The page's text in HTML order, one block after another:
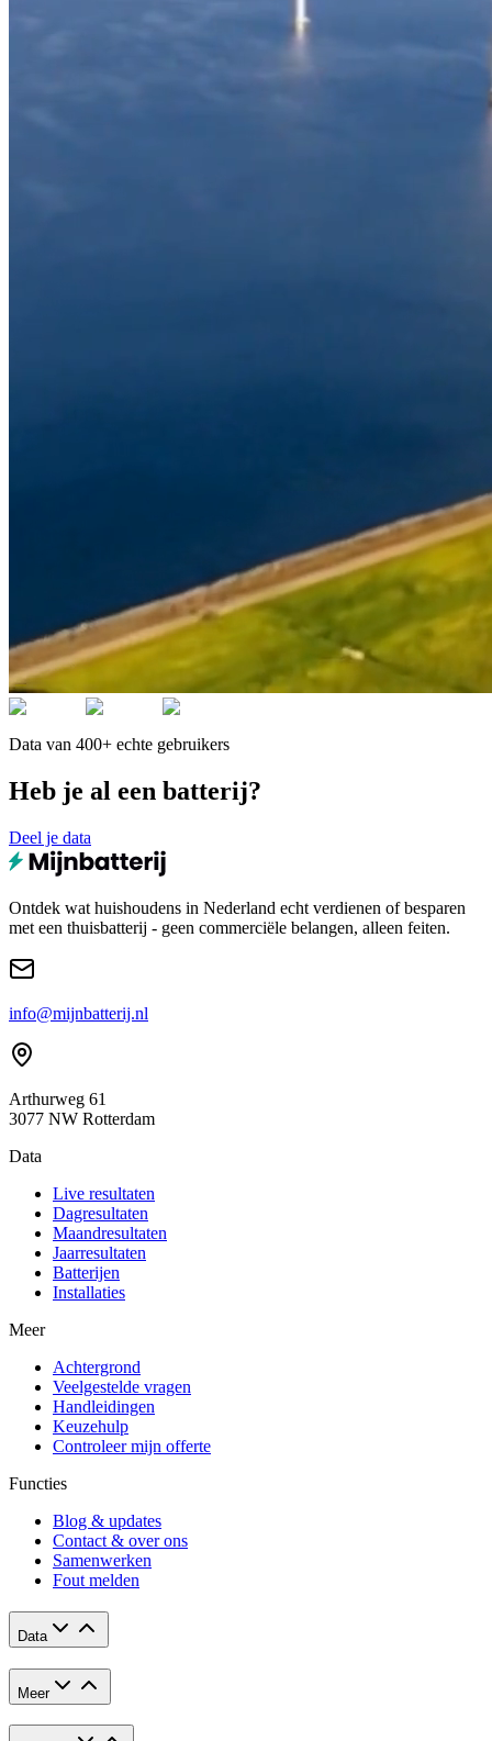
Data van 400+ echte gebruikers
Heb je al een batterij?
Deel je data
Ontdek wat huishoudens in Nederland echt verdienen of besparen
met een thuisbatterij - geen commerciële belangen, alleen feiten.
info@mijnbatterij.nl
Arthurweg 61
3077 NW Rotterdam
Data
Live resultaten
Dagresultaten
Maandresultaten
Jaarresultaten
Batterijen
Installaties
Meer
Achtergrond
Veelgestelde vragen
Handleidingen
Keuzehulp
Controleer mijn offerte
Functies
Blog & updates
Contact & over ons
Samenwerken
Fout melden
Data
Meer